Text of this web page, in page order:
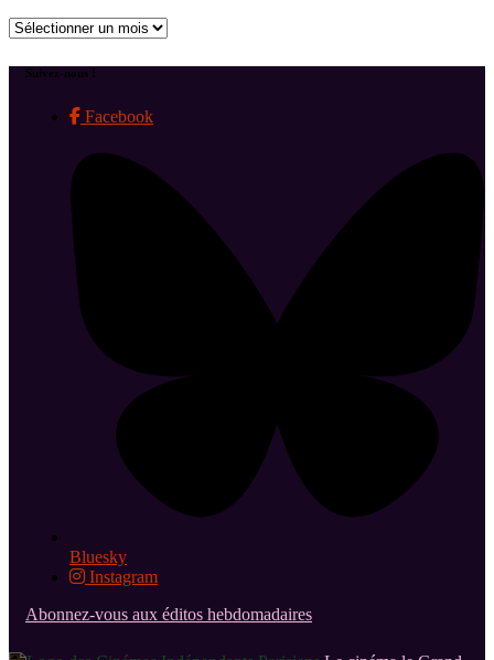
Archives
Suivez-nous !
Facebook
Bluesky
Instagram
Abonnez-vous aux éditos hebdomadaires